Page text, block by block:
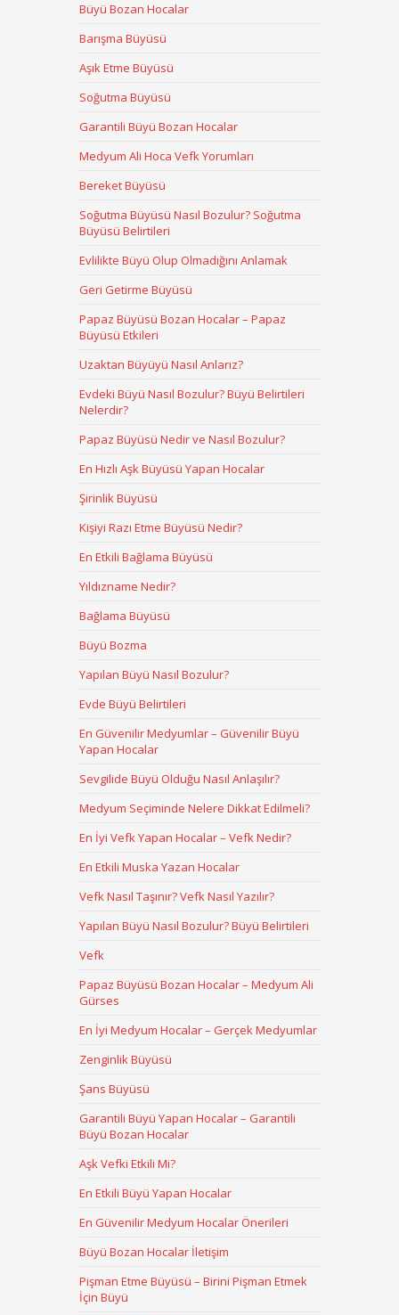
Büyü Bozan Hocalar
Barışma Büyüsü
Aşık Etme Büyüsü
Soğutma Büyüsü
Garantili Büyü Bozan Hocalar
Medyum Ali Hoca Vefk Yorumları
Bereket Büyüsü
Soğutma Büyüsü Nasıl Bozulur? Soğutma
Büyüsü Belirtileri
Evlilikte Büyü Olup Olmadığını Anlamak
Geri Getirme Büyüsü
Papaz Büyüsü Bozan Hocalar – Papaz
Büyüsü Etkileri
Uzaktan Büyüyü Nasıl Anlarız?
Evdeki Büyü Nasıl Bozulur? Büyü Belirtileri
Nelerdir?
Papaz Büyüsü Nedir ve Nasıl Bozulur?
En Hızlı Aşk Büyüsü Yapan Hocalar
Şirinlik Büyüsü
Kişiyi Razı Etme Büyüsü Nedir?
En Etkili Bağlama Büyüsü
Yıldızname Nedir?
Bağlama Büyüsü
Büyü Bozma
Yapılan Büyü Nasıl Bozulur?
Evde Büyü Belirtileri
En Güvenilir Medyumlar – Güvenilir Büyü
Yapan Hocalar
Sevgilide Büyü Olduğu Nasıl Anlaşılır?
Medyum Seçiminde Nelere Dikkat Edilmeli?
En İyi Vefk Yapan Hocalar – Vefk Nedir?
En Etkili Muska Yazan Hocalar
Vefk Nasıl Taşınır? Vefk Nasıl Yazılır?
Yapılan Büyü Nasıl Bozulur? Büyü Belirtileri
Vefk
Papaz Büyüsü Bozan Hocalar – Medyum Ali
Gürses
En İyi Medyum Hocalar – Gerçek Medyumlar
Zenginlik Büyüsü
Şans Büyüsü
Garantili Büyü Yapan Hocalar – Garantili
Büyü Bozan Hocalar
Aşk Vefki Etkili Mi?
En Etkili Büyü Yapan Hocalar
En Güvenilir Medyum Hocalar Önerileri
Büyü Bozan Hocalar İletişim
Pişman Etme Büyüsü – Birini Pişman Etmek
İçin Büyü